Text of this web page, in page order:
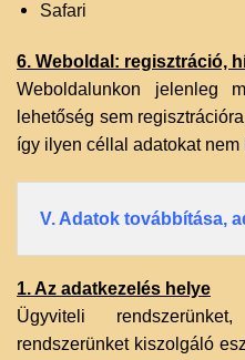
Safari
6. Weboldal: regisztráció,
Weboldalunkon jelenleg
lehetőség sem
így ilyen céllal adatokat nem
V. Adatok továbbítása,
1. Az adatkezelés helye
Ügyviteli
rendszerünket kiszolgáló